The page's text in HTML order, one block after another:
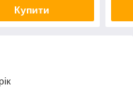
Купити